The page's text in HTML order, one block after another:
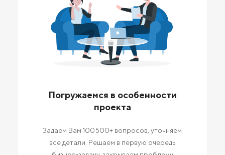
Погружаемся в особенности
проекта
Задаем Вам 100500+ вопросов, уточняем
все детали. Решаем в первую очередь